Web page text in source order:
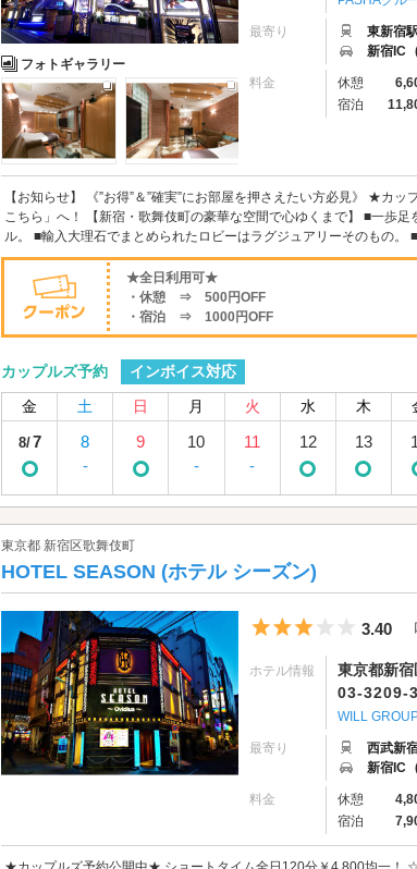
フォトギャラリー
最寄り
東新宿
新宿IC
料金 休憩
宿泊
【お知らせ】 《”お得”＆”確実”にお部屋を押さえたい方必見》 ★カ
こちら」へ！ 【新宿・歌舞伎町の豪華な空間で心ゆくまで】 ■一歩
ル。 ■輸入大理石でまとめられたロビーはラグジュアリーそのもの。
★全日利用可★
・休憩 ⇒ 500円OFF
・宿泊 ⇒ 1000円OFF
カップルズ予約
インボイス対応
金
土 日 月 火 水 木
8/7
8
-
9
10
-
11
-
12 13
東京都 新宿区歌舞伎町
HOTEL SEASON (ホテル シーズン)
5つ星の
3.40
ホテル情報
東京都新
03-3209-
WILL
最寄り
西武新
新宿IC
料金 休憩
宿泊